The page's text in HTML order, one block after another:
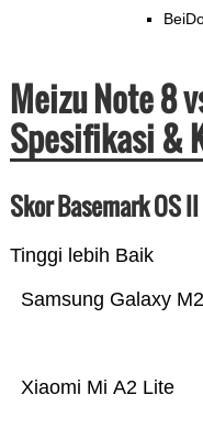
Meizu Note 8
Spesifikasi &
Skor Basemark OS
Tinggi lebih Baik
Xiaomi Mi A2 Lite
Samsung Galaxy